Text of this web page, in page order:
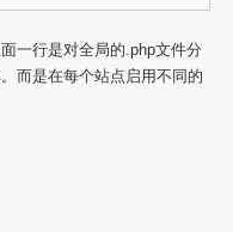
一行是对全局的.php文件分
而是在每个站点启用不同的